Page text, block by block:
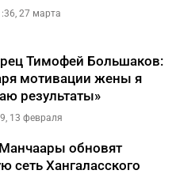
27 марта
Тимофей Большаков:
мотивации жены я
результаты»
13 февраля
обновят
сеть Хангаласского